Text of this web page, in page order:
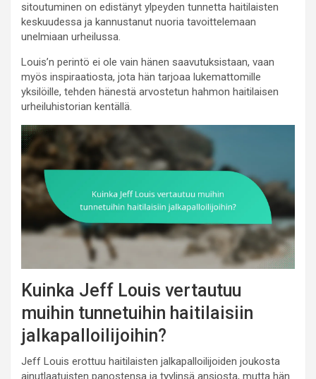
sitoutuminen on edistänyt ylpeyden tunnetta haitilaisten
keskuudessa ja kannustanut nuoria tavoittelemaan
unelmiaan urheilussa.
Louis’n perintö ei ole vain hänen saavutuksistaan, vaan
myös inspiraatiosta, jota hän tarjoaa lukemattomille
yksilöille, tehden hänestä arvostetun hahmon haitilaisen
urheiluhistorian kentällä.
Kuinka Jeff Louis vertautuu
muihin tunnetuihin haitilaisiin
jalkapalloilijoihin?
Jeff Louis erottuu haitilaisten jalkapalloilijoiden joukosta
ainutlaatuisten panostensa ja tyylinsä ansiosta, mutta hän